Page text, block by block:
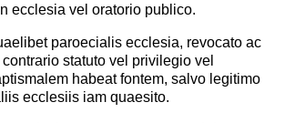
ecclesia vel oratorio publico.
paroecialis ecclesia, revocato ac
statuto vel privilegio vel
habeat fontem, salvo legitimo
ecclesiis iam quaesito.